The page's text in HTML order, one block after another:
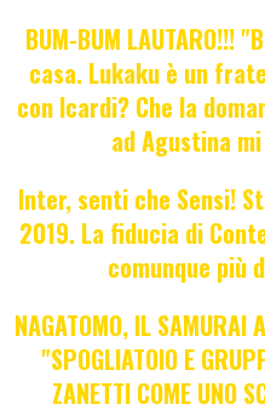
BUM-BUM LAUTARO!!!
casa. Lukaku è un
con Icardi? Che la
ad Agustina
Inter, senti che Sensi!
2019. La fiducia di
comunque più
NAGATOMO, IL SAMURAI
"SPOGLIATOIO E
ZANETTI COME UNO